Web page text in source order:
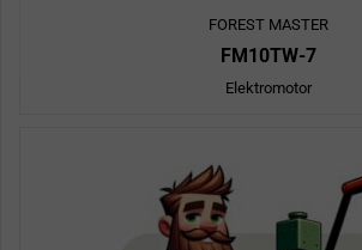
FOREST MASTER
FM10TW-7
Elektromotor